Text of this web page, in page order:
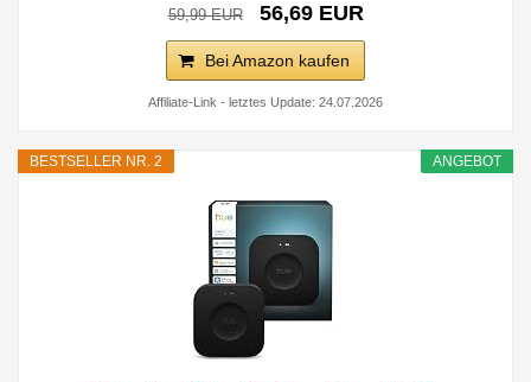
59,99 EUR 56,69 EUR
Bei Amazon kaufen
Affiliate-Link - letztes Update: 24.07.2026
ANGEBOT
BESTSELLER NR. 2